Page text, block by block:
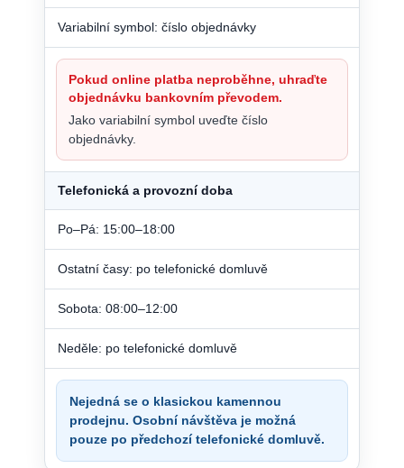
Variabilní symbol: číslo objednávky
Pokud online platba neproběhne, uhraďte
objednávku bankovním převodem.
Jako variabilní symbol uveďte číslo
objednávky.
Telefonická a provozní doba
Po–Pá: 15:00–18:00
Ostatní časy: po telefonické domluvě
Sobota: 08:00–12:00
Neděle: po telefonické domluvě
Nejedná se o klasickou kamennou
prodejnu. Osobní návštěva je možná
pouze po předchozí telefonické domluvě.